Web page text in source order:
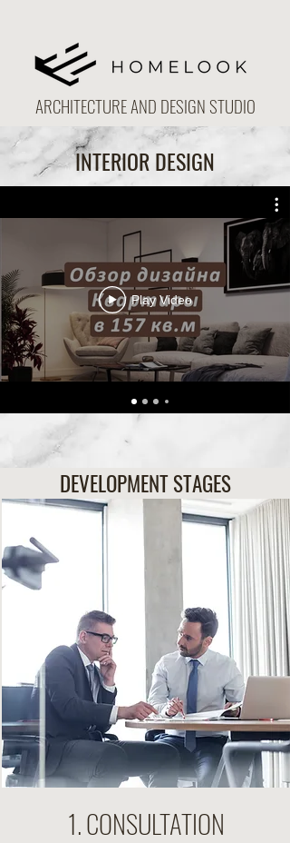
ARCHITECTURE AND DESIGN STUDIO
INTERIOR DESIGN
Play Video
DEVELOPMENT STAGES
1. CONSULTATION